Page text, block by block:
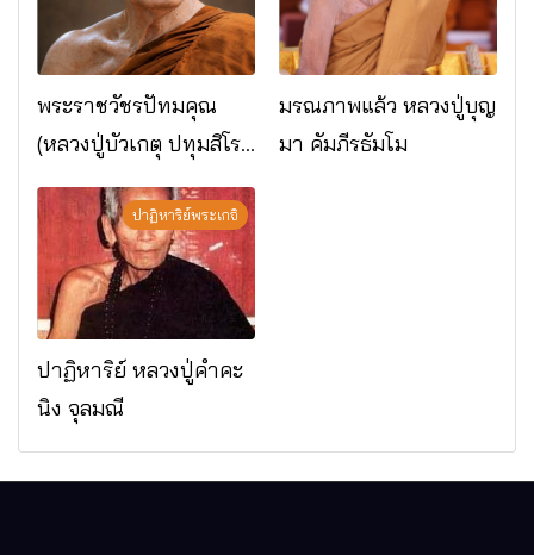
พระราชวัชรปัทมคุณ
(หลวงปู่บัวเกตุ ปทุมสิโร)
มรณภาพแล้ว วัดป่า
ดาราภิรมย์ อ.แม่ริม
จ.เชียงใหม่
มรณภาพแล้ว หลวงปู่บุญ
มา คัมภีรธัมโม
ปาฏิหาริย์พระเกจิ
ปาฏิหาริย์ หลวงปู่คำคะ
นิง จุลมณี